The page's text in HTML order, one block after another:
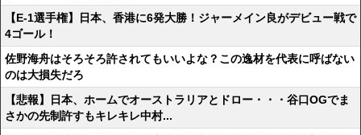
【E-1選手権】日本、香港に6発大勝！ジャーメイン良がデビュー戦で
4ゴール！
佐野海舟はそろそろ許されてもいいよな？この逸材を代表に呼ばない
のは大損失だろ
【悲報】日本、ホームでオーストラリアとドロー・・・谷口OGでま
さかの先制許すもキレキレ中村...